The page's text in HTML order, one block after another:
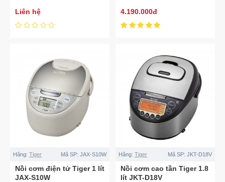
Liên hệ
4.190.000đ
Hãng: Tiger Mã SP: JAX-S10W
Nồi cơm điện tử Tiger 1 lít
JAX-S10W
Hãng: Tiger Mã SP: JKT-D18V
Nồi cơm cao tần Tiger 1.8
lít JKT-D18V